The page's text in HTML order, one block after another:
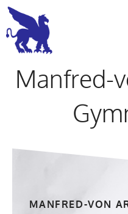
Zum
Inhalt
springen
Manfred-
MANFRED-VON